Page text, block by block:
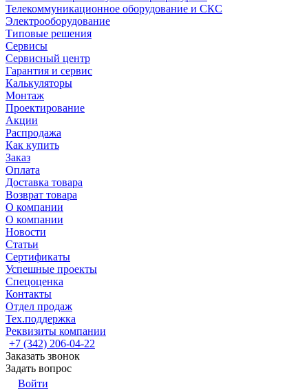
Телекоммуникационное оборудование и СКС
Электрооборудование
Типовые решения
Сервисы
Сервисный центр
Гарантия и сервис
Калькуляторы
Монтаж
Проектирование
Акции
Распродажа
Как купить
Заказ
Оплата
Доставка товара
Возврат товара
О компании
О компании
Новости
Статьи
Сертификаты
Успешные проекты
Спецоценка
Контакты
Отдел продаж
Тех.поддержка
Реквизиты компании
+7 (342) 206-04-22
Заказать звонок
Задать вопрос
Войти